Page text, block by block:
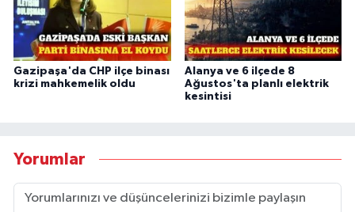
Gazipaşa'da CHP ilçe binası
krizi mahkemelik oldu
Alanya ve 6 ilçede 8
Ağustos'ta planlı elektrik
kesintisi
Yorumlar